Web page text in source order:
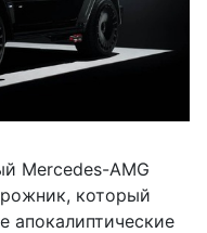
Mercedes-AMG
который
апокалиптические